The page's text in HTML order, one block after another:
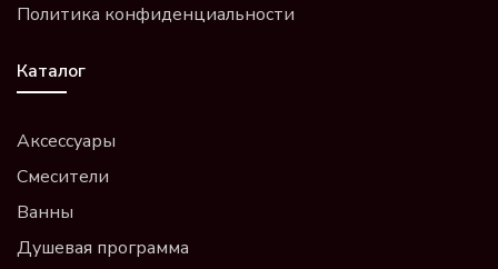
Политика конфиденциальности
Каталог
Аксессуары
Смесители
Ванны
Душевая программа